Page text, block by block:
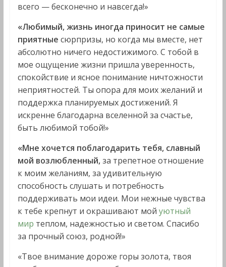
всего — бесконечно и навсегда!»
«Любимый, жизнь иногда приносит не самые
приятные сюрпризы, но когда мы вместе, нет
абсолютно ничего недостижимого. С тобой в
мое ощущение жизни пришла уверенность,
спокойствие и ясное понимание ничтожности
неприятностей. Ты опора для моих желаний и
поддержка планируемых достижений. Я
искренне благодарна вселенной за счастье,
быть любимой тобой!»
«Мне хочется поблагодарить тебя, славный
мой возлюбленный,за трепетное отношение
к моим желаниям, за удивительную
способность слушать и потребность
поддерживать мои идеи. Мои нежные чувства
к тебе крепнут и окрашивают мой уютный
мир теплом, надежностью и светом. Спасибо
за прочный союз, родной!»
«Твое внимание дороже горы золота, твоя